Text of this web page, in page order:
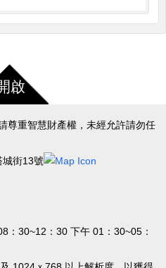
啟
尊重智慧財產權，未經允許請勿任
街13號
：30~12：30 下午 01：30~05：